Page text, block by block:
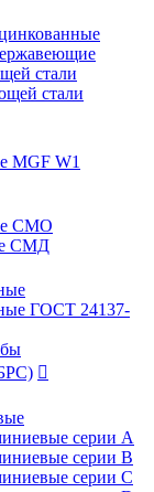
стали
стали
MGF W1
СМО
СМД
ГОСТ 24137-

серии А
серии B
серии C